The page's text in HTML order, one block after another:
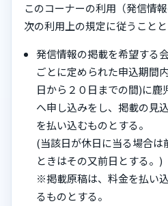
このコーナーの利用（発信情
次の利用上の規定に従うことと
発信情報の掲載を希望する
ごとに定められた申込期間
日から２０日までの間)に鹿
へ申し込みをし、掲載の見
を払い込むものとする。
(当該日が休日に当る場合は
ときはその又前日とする。)
※掲載原稿は、料金を払い
るものとする。